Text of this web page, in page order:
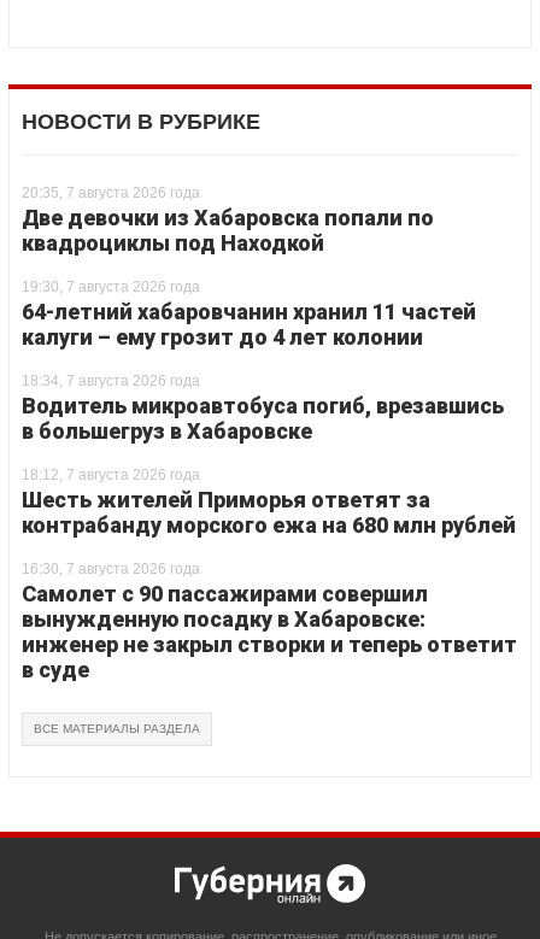
НОВОСТИ В РУБРИКЕ
20:35, 7 августа 2026 года
Две девочки из Хабаровска попали по
квадроциклы под Находкой
19:30, 7 августа 2026 года
64-летний хабаровчанин хранил 11 частей
калуги – ему грозит до 4 лет колонии
18:34, 7 августа 2026 года
Водитель микроавтобуса погиб, врезавшись
в большегруз в Хабаровске
18:12, 7 августа 2026 года
Шесть жителей Приморья ответят за
контрабанду морского ежа на 680 млн рублей
16:30, 7 августа 2026 года
Самолет с 90 пассажирами совершил
вынужденную посадку в Хабаровске:
инженер не закрыл створки и теперь ответит
в суде
ВСЕ МАТЕРИАЛЫ РАЗДЕЛА